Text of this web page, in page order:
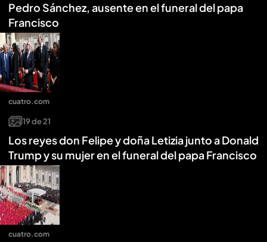
Pedro Sánchez, ausente en el funeral del papa
Francisco
19de21
Los reyes don Felipe y doña Letizia junto a Donald
Trump y su mujer en el funeral del papa Francisco
cuatro.com
cuatro.com